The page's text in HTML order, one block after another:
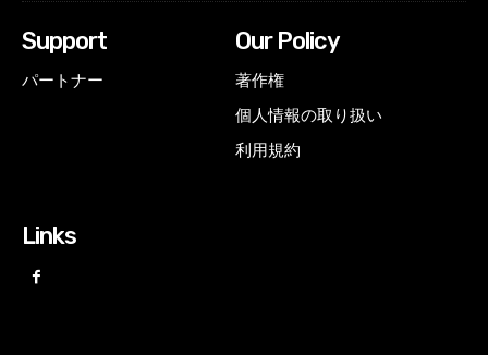
Support
パートナー
Our Policy
著作権
個人情報の取り扱い
利用規約
Links